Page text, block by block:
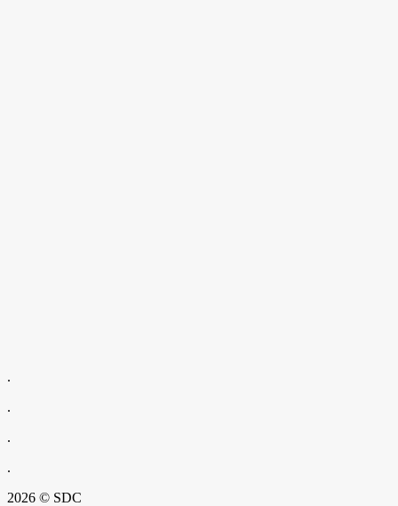
.
.
.
.
2026 © SDC